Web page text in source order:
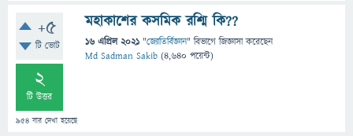
+5
টি ভোট
2
টি উত্তর
954 বার দেখা হয়েছে
মহাকাশের কসমিক রশ্মি কি??
16 এপ্রিল 2021 "জ্যোতির্বিজ্ঞান" বিভাগে জিজ্ঞাসাকরেছেন
Md Sadman Sakib (4,640 পয়েন্ট)